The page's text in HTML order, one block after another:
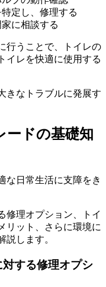
定し、修理する
に相談する
行うことで、トイレの
イレを快適に使用する
きなトラブルに発展す
ードの基礎知
な日常生活に支障をき
修理オプション、トイ
リット、さらに環境に
説します。
対する修理オプシ